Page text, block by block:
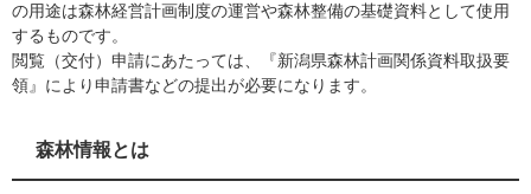
の用途は森林経営計画制度の運営や森林整備の基礎資料として使用
するものです。
閲覧（交付）申請にあたっては、『新潟県森林計画関係資料取扱要
領』により申請書などの提出が必要になります。
森林情報とは